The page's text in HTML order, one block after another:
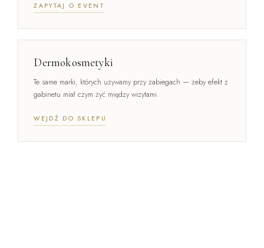
ZAPYTAJ O EVENT
Dermokosmetyki
Te same marki, których używamy przy zabiegach — żeby efekt z
gabinetu miał czym żyć między wizytami.
WEJDŹ DO SKLEPU